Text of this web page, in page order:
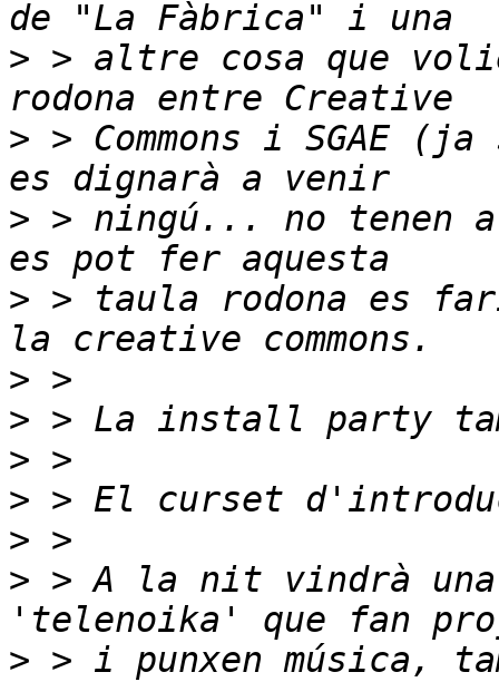
> > altre cosa que
> > Commons i SGAE
> > ningú... no tenen
> > taula rodona es
>
>
>
>
>
> > A la nit vindrà una
> > i punxen música,